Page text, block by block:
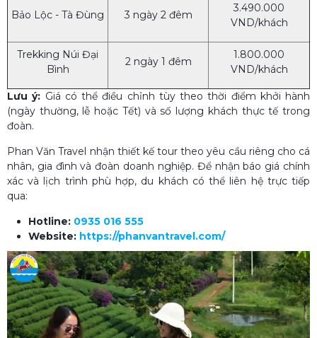
Bảo Lộc - Tà Đùng 3 ngày 2 đêm
3.490.000
VND/khách
Trekking Núi Đại
Bình
2 ngày 1 đêm
1.800.000
VND/khách
Lưu ý: Giá có thể điều chỉnh tùy theo thời điểm khởi hành
(ngày thường, lễ hoặc Tết) và số lượng khách thực tế trong
đoàn.
Phan Văn Travel nhận thiết kế tour theo yêu cầu riêng cho cá
nhân, gia đình và đoàn doanh nghiệp. Để nhận báo giá chính
xác và lịch trình phù hợp, du khách có thể liên hệ trực tiếp
qua:
Hotline: 0935 016 555
Website: https://phanvantravel.com/